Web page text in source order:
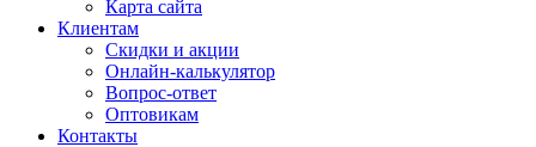
Карта сайта
Клиентам
Скидки и акции
Онлайн-калькулятор
Вопрос-ответ
Оптовикам
Контакты